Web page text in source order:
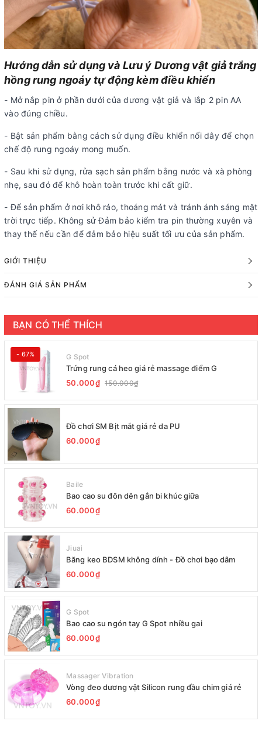
Hướng dẫn sử dụng và Lưu ý Dương vật giả trắng
hồng rung ngoáy tự động kèm điều khiển
- Mở nắp pin ở phần dưới của dương vật giả và lắp 2 pin AA
vào đúng chiều.
- Bật sản phẩm bằng cách sử dụng điều khiển nối dây để chọn
chế độ rung ngoáy mong muốn.
- Sau khi sử dụng, rửa sạch sản phẩm bằng nước và xà phòng
nhẹ, sau đó để khô hoàn toàn trước khi cất giữ.
- Để sản phẩm ở nơi khô ráo, thoáng mát và tránh ánh sáng mặt
trời trực tiếp. Không sử Đảm bảo kiểm tra pin thường xuyên và
thay thế nếu cần để đảm bảo hiệu suất tối ưu của sản phẩm.
GIỚI THIỆU
ĐÁNH GIÁ SẢN PHẨM
BẠN CÓ THỂ THÍCH
- 67% G Spot
Trứng rung cá heo giá rẻ massage điểm G
50.000₫ 150.000₫
Đồ chơi SM Bịt mắt giá rẻ da PU
60.000₫
Baile
Bao cao su đôn dên gắn bi khúc giữa
60.000₫
Jiuai
Băng keo BDSM không dính - Đồ chơi bạo dâm
60.000₫
G Spot
Bao cao su ngón tay G Spot nhiều gai
60.000₫
Massager Vibration
Vòng đeo dương vật Silicon rung đầu chim giá rẻ
60.000₫